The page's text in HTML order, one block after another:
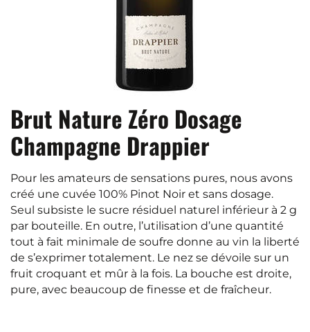
Brut Nature Zéro Dosage
Champagne Drappier
Pour les amateurs de sensations pures, nous avons
créé une cuvée 100% Pinot Noir et sans dosage.
Seul subsiste le sucre résiduel naturel inférieur à 2 g
par bouteille. En outre, l’utilisation d’une quantité
tout à fait minimale de soufre donne au vin la liberté
de s’exprimer totalement. Le nez se dévoile sur un
fruit croquant et mûr à la fois. La bouche est droite,
pure, avec beaucoup de finesse et de fraîcheur.